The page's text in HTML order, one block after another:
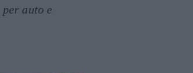
auto e